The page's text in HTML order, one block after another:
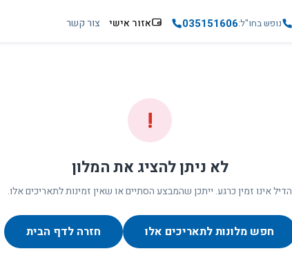
נופש בחו"ל035151606 אזור אישי צור קשר
!
לא ניתן להציג את המלון
הדיל אינו זמין כרגע. ייתכן שהמבצע הסתיים או שאין זמינות לתאריכים אלו.
חפש מלונות לתאריכים אלו חזרה לדף הבית